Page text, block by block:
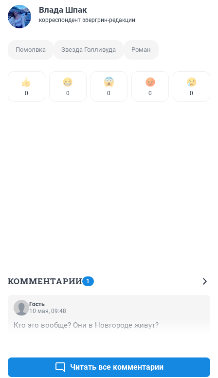
Влада Шпак
корреспондент эвергрин-редакции
Помолвка Звезда Голливуда Роман
0 0 0 0 0
КОММЕНТАРИИ 1
Гость
10 мая, 09:48
Кто это вообще? Они в Новгороде живут?
Читать все комментарии